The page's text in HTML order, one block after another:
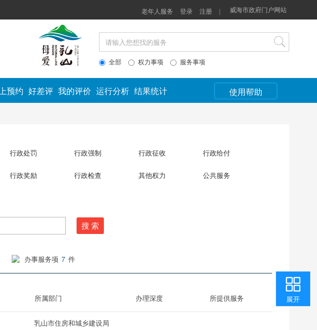
威海市政府门户网站
老年人服务 登录 注册 |
用户中心
咨询投诉
智能问答
我要纠错
返回顶部
收起
展开
全部 权力事项 服务事项
预约 好差评 我的评价 运行分析 结果统计 使用帮助
行政处罚 行政强制 行政征收 行政给付
行政奖励 行政检查 其他权力 公共服务
搜 索
办事服务项 7 件
所属部门 办理深度 所提供服务
乳山市住房和城乡建设局